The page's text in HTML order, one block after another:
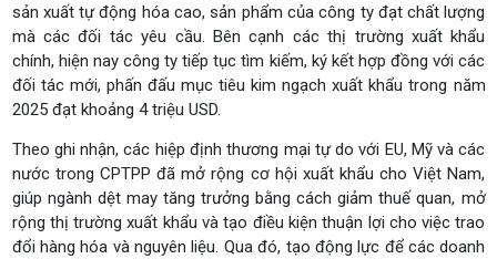
sản xuất tự động hóa cao, sản phẩm của công ty đạt chất lượng
mà các đối tác yêu cầu. Bên cạnh các thị trường xuất khẩu
chính, hiện nay công ty tiếp tục tìm kiếm, ký kết hợp đồng với các
đối tác mới, phấn đấu mục tiêu kim ngạch xuất khẩu trong năm
2025 đạt khoảng 4 triệu USD.
Theo ghi nhận, các hiệp định thương mại tự do với EU, Mỹ và các
nước trong CPTPP đã mở rộng cơ hội xuất khẩu cho Việt Nam,
giúp ngành dệt may tăng trưởng bằng cách giảm thuế quan, mở
rộng thị trường xuất khẩu và tạo điều kiện thuận lợi cho việc trao
đổi hàng hóa và nguyên liệu. Qua đó, tạo động lực để các doanh